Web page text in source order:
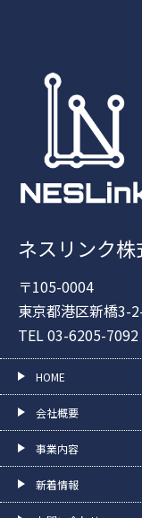
ネスリンク
〒105-0004
東京都港区新橋3-
TEL 03-6205-7092
HOME
会社概要
事業内容
新着情報